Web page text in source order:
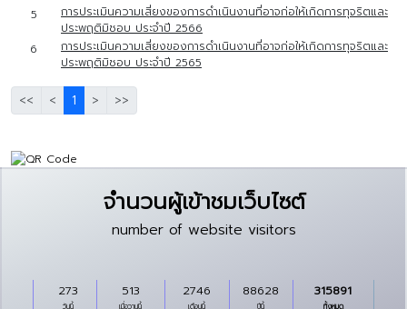
5
การประเมินความเสี่ยงของการดำเนินงานที่อาจก่อให้เกิดการทุจริตและ
ประพฤติมิชอบ ประจำปี 2566
6
การประเมินความเสี่ยงของการดำเนินงานที่อาจก่อให้เกิดการทุจริตและ
ประพฤติมิชอบ ประจำปี 2565
<< < 1 > >>
จำนวนผู้เข้าชมเว็บไซต์
number of website visitors
วันนี้
273
เมื่อวานนี้
513
เดือนนี้
2746
ปีนี้
88628
ทั้งหมด
315891